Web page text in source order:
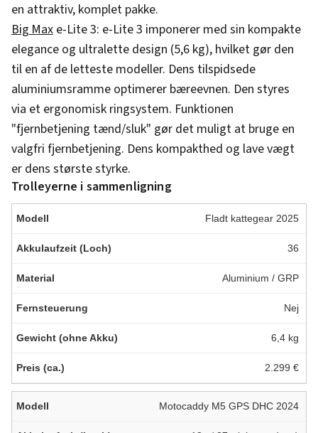
en attraktiv, komplet pakke.
Big Maxe-Lite 3: e-Lite 3 imponerer med sin kompakte
elegance og ultralette design (5,6 kg), hvilket gør den
til en af de letteste modeller. Dens tilspidsede
aluminiumsramme optimerer bæreevnen. Den styres
via et ergonomisk ringsystem. Funktionen
"fjernbetjening tænd/sluk" gør det muligt at bruge en
valgfri fjernbetjening. Dens kompakthed og lave vægt
er dens største styrke.
Trolleyerne i sammenligning
Fladt kattegear 2025
36
Aluminium / GRP
Nej
6,4 kg
2.299 €
Motocaddy M5 GPS DHC 2024